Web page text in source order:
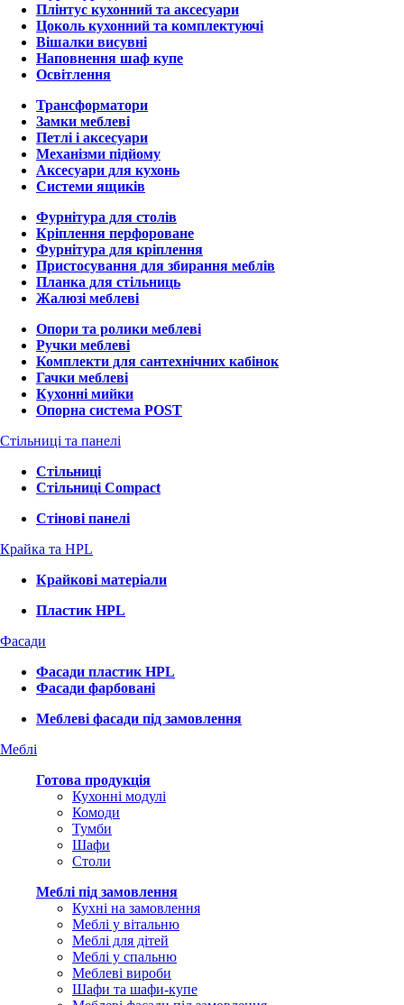
Плінтус кухонний та аксесуари
Цоколь кухонний та комплектуючі
Вішалки висувні
Наповнення шаф купе
Освітлення
Трансформатори
Замки меблеві
Петлі і аксесуари
Механізми підйому
Аксесуари для кухонь
Системи ящиків
Фурнітура для столів
Кріплення перфороване
Фурнітура для кріплення
Пристосування для збирання меблів
Планка для стільниць
Жалюзі меблеві
Опори та ролики меблеві
Ручки меблеві
Комплекти для сантехнічних кабінок
Гачки меблеві
Кухонні мийки
Опорна система POST
Стільниці та панелі
Стільниці
Стільниці Compact
Стінові панелі
Крайка та HPL
Крайкові матеріали
Пластик HPL
Фасади
Фасади пластик HPL
Фасади фарбовані
Меблеві фасади під замовлення
Меблі
Готова продукція
Кухонні модулі
Комоди
Тумби
Шафи
Столи
Меблі під замовлення
Кухні на замовлення
Меблі у вітальню
Меблі для дітей
Меблі у спальню
Меблеві вироби
Шафи та шафи-купе